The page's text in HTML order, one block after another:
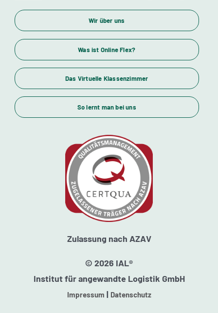
Unser Bildungsangebot
Wirtschaftsfachwirte und Industriemeister
Themenübersicht
Wir über uns
Was ist Online Flex?
Das Virtuelle Klassenzimmer
So lernt man bei uns
Zulassung nach AZAV
© 2026 IAL®
Institut für angewandte Logistik GmbH
Impressum | Datenschutz